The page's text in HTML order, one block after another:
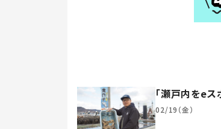
「瀬戸内をe
02/19（金）